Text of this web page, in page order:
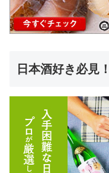
日本酒好き必見！